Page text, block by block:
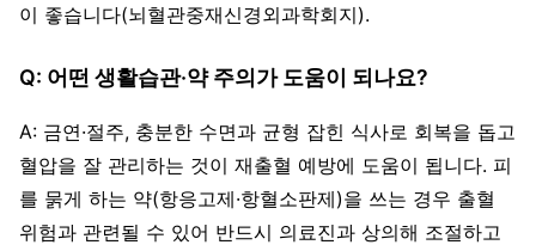
이 좋습니다(뇌혈관중재신경외과학회지).
Q: 어떤 생활습관·약 주의가 도움이 되나요?
A: 금연·절주, 충분한 수면과 균형 잡힌 식사로 회복을 돕고
혈압을 잘 관리하는 것이 재출혈 예방에 도움이 됩니다. 피
를 묽게 하는 약(항응고제·항혈소판제)을 쓰는 경우 출혈
위험과 관련될 수 있어 반드시 의료진과 상의해 조절하고